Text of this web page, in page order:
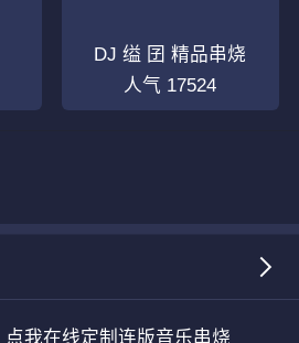
DJ 缢 囝 精品串烧
人气 17524
点我在线定制连版音乐串烧